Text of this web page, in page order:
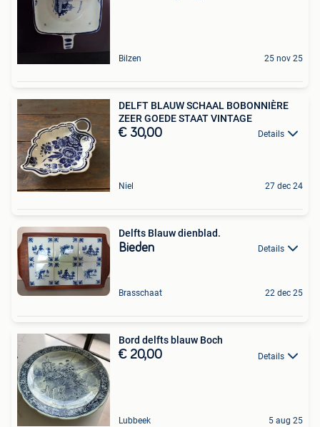
Bilzen 25 nov 25
DELFT BLAUW SCHAAL BOBONNIÈRE
ZEER GOEDE STAAT VINTAGE
€ 30,00 Details
Niel 27 dec 24
Delfts Blauw dienblad.
Bieden Details
Brasschaat 22 dec 25
Bord delfts blauw Boch
€ 20,00 Details
Lubbeek 5 aug 25